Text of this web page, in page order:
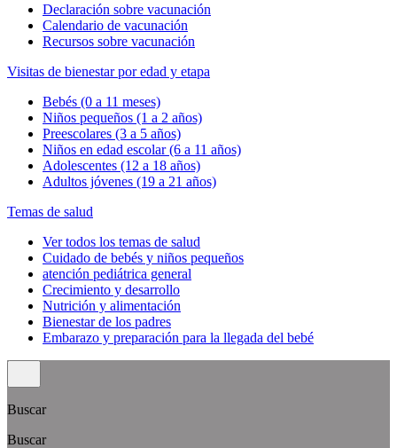
Declaración sobre vacunación
Calendario de vacunación
Recursos sobre vacunación
Visitas de bienestar por edad y etapa
Bebés (0 a 11 meses)
Niños pequeños (1 a 2 años)
Preescolares (3 a 5 años)
Niños en edad escolar (6 a 11 años)
Adolescentes (12 a 18 años)
Adultos jóvenes (19 a 21 años)
Temas de salud
Ver todos los temas de salud
Cuidado de bebés y niños pequeños
atención pediátrica general
Crecimiento y desarrollo
Nutrición y alimentación
Bienestar de los padres
Embarazo y preparación para la llegada del bebé
Buscar
Buscar